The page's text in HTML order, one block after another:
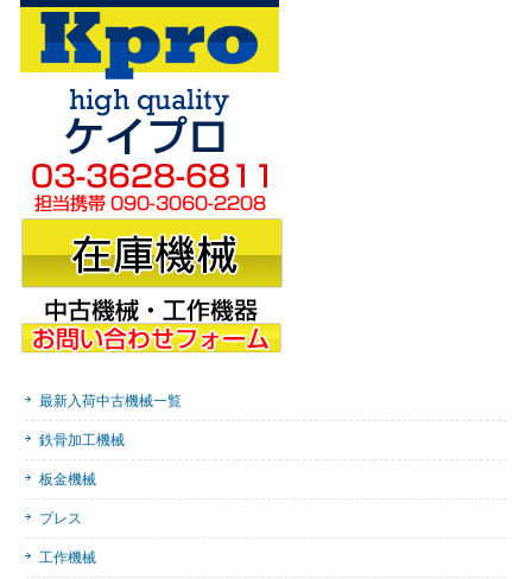
最新入荷中古機械一覧
鉄骨加工機械
板金機械
プレス
工作機械